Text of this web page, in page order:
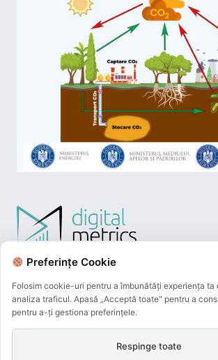
Preferințe Cookie
Folosim cookie-uri pentru a îmbunătăți experiența ta
analiza traficul. Apasă „Acceptă toate" pentru a
pentru a-ți gestiona preferințele.
Respinge toate